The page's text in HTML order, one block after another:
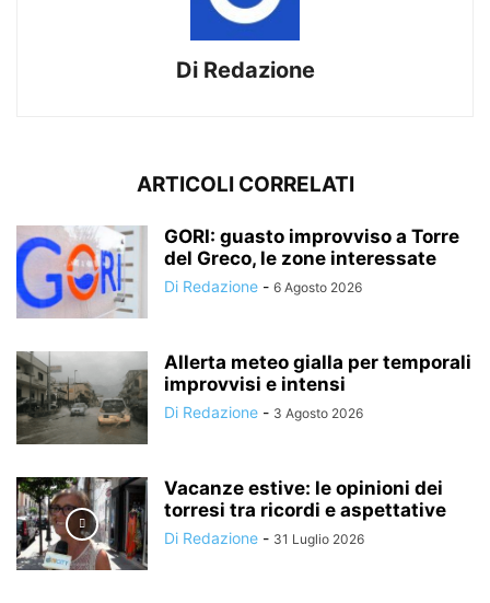
Di Redazione
ARTICOLI CORRELATI
GORI: guasto improvviso a Torre
del Greco, le zone interessate
Di Redazione - 6 Agosto 2026
Allerta meteo gialla per temporali
improvvisi e intensi
Di Redazione - 3 Agosto 2026
Vacanze estive: le opinioni dei
torresi tra ricordi e aspettative
Di Redazione - 31 Luglio 2026